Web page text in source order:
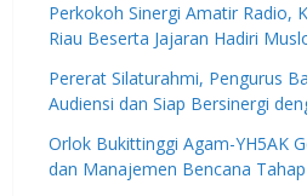
Perkokoh Sinergi Amatir Radio,
Riau Beserta Jajaran Hadiri
Pererat Silaturahmi, Pengurus
Audiensi dan Siap Bersinergi
Orlok Bukittinggi Agam-YH5AK
dan Manajemen Bencana